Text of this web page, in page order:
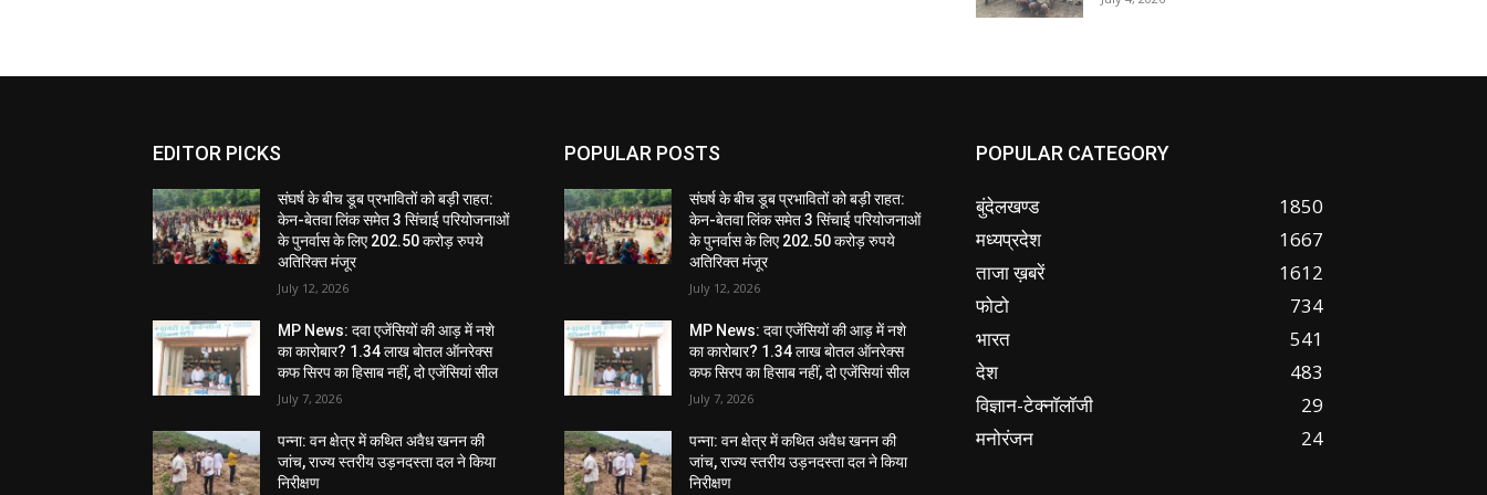
EDITOR PICKS
संघर्ष के बीच डूब प्रभावितों को बड़ी राहत:
केन-बेतवा लिंक समेत 3 सिंचाई परियोजनाओं
के पुनर्वास के लिए 202.50 करोड़ रुपये
अतिरिक्त मंजूर
July 12, 2026
MP News: दवा एजेंसियों की आड़ में नशे
का कारोबार? 1.34 लाख बोतल ऑनरेक्स
कफ सिरप का हिसाब नहीं, दो एजेंसियां सील
July 7, 2026
पन्ना: वन क्षेत्र में कथित अवैध खनन की
जांच, राज्य स्तरीय उड़नदस्ता दल ने किया
निरीक्षण
POPULAR POSTS
संघर्ष के बीच डूब प्रभावितों को बड़ी राहत:
केन-बेतवा लिंक समेत 3 सिंचाई परियोजनाओं
के पुनर्वास के लिए 202.50 करोड़ रुपये
अतिरिक्त मंजूर
July 12, 2026
MP News: दवा एजेंसियों की आड़ में नशे
का कारोबार? 1.34 लाख बोतल ऑनरेक्स
कफ सिरप का हिसाब नहीं, दो एजेंसियां सील
July 7, 2026
पन्ना: वन क्षेत्र में कथित अवैध खनन की
जांच, राज्य स्तरीय उड़नदस्ता दल ने किया
निरीक्षण
POPULAR CATEGORY
बुंदेलखण्ड
1850
मध्यप्रदेश
1667
ताजा ख़बरें
1612
फोटो
734
भारत
541
देश
483
विज्ञान-टेक्नॉलॉजी
29
मनोरंजन
24